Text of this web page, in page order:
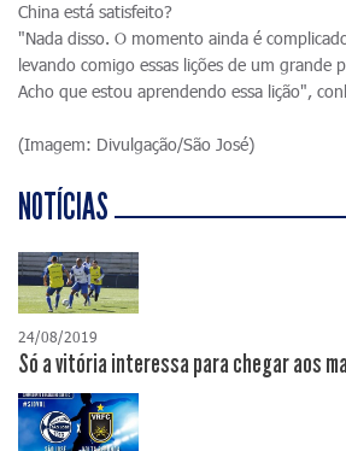
China está satisfeito?
"Nada disso. O momento ainda é
levando comigo essas lições de um grande
Acho que estou aprendendo essa lição",
(Imagem: Divulgação/São José)
NOTÍCIAS
24/08/2019
Só a vitória interessa para chegar aos